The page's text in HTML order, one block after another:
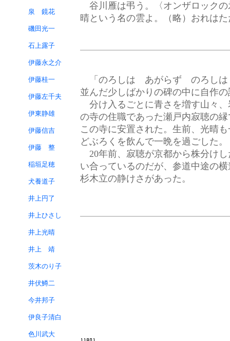
谷川雁は弔う。〈オンザロック
晴という名の雲よ。（略）おれは
「のろしは あがらず のろしは
並んだ少しばかりの碑の中に自作
分け入るごとに青さを増す山々、
の寺の住職であった瀬戸内寂聴の
この寺に安置された。生前、光晴
どぶろくを飲んで一晩を過ごした。
20年前、寂聴が京都から株分け
い合っているのだが、参道中途の
杉木立の静けさがあった。
泉 鏡花
磯田光一
石上露子
伊藤永之介
伊藤桂一
伊藤左千夫
伊東静雄
伊藤信吉
伊藤 整
稲垣足穂
犬養道子
井上円了
井上ひさし
井上光晴
井上 靖
茨木のり子
井伏鱒二
今井邦子
伊良子清白
色川武大